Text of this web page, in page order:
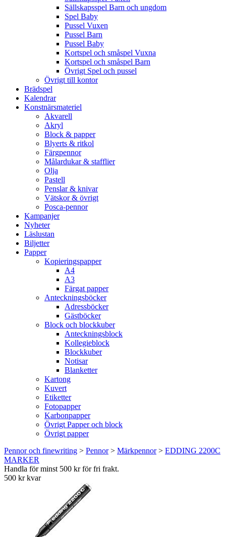
Sällskapsspel Barn och ungdom
Spel Baby
Pussel Vuxen
Pussel Barn
Pussel Baby
Kortspel och småspel Vuxna
Kortspel och småspel Barn
Övrigt Spel och pussel
Övrigt till kontor
Brädspel
Kalendrar
Konstnärsmateriel
Akvarell
Akryl
Block & papper
Blyerts & ritkol
Färgpennor
Målardukar & stafflier
Olja
Pastell
Penslar & knivar
Vätskor & övrigt
Posca-pennor
Kampanjer
Nyheter
Läslustan
Biljetter
Papper
Kopieringspapper
A4
A3
Färgat papper
Anteckningsböcker
Adressböcker
Gästböcker
Block och blockkuber
Anteckningsblock
Kollegieblock
Blockkuber
Notisar
Blanketter
Kartong
Kuvert
Etiketter
Fotopapper
Karbonpapper
Övrigt Papper och block
Övrigt papper
Pennor och finewriting > Pennor> Märkpennor> EDDING 2200C
MARKER
Handla för minst 500 kr för fri frakt.
500 kr kvar